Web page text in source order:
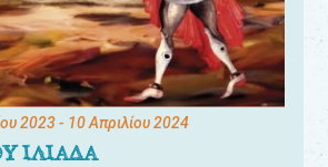
2023- 10 Απριλίου 2024
ΙΛΙΑΔΑ